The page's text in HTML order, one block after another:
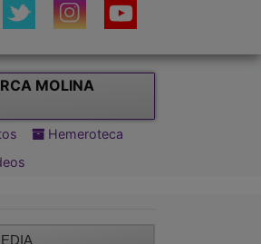
MOLINA
Hemeroteca